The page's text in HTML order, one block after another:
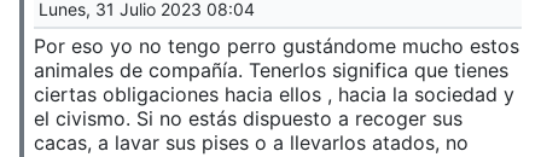
Lunes, 31 Julio 2023 08:04
Por eso yo no tengo perro gustándome mucho estos
animales de compañía. Tenerlos significa que tienes
ciertas obligaciones hacia ellos , hacia la sociedad y
el civismo. Si no estás dispuesto a recoger sus
cacas, a lavar sus pises o a llevarlos atados, no